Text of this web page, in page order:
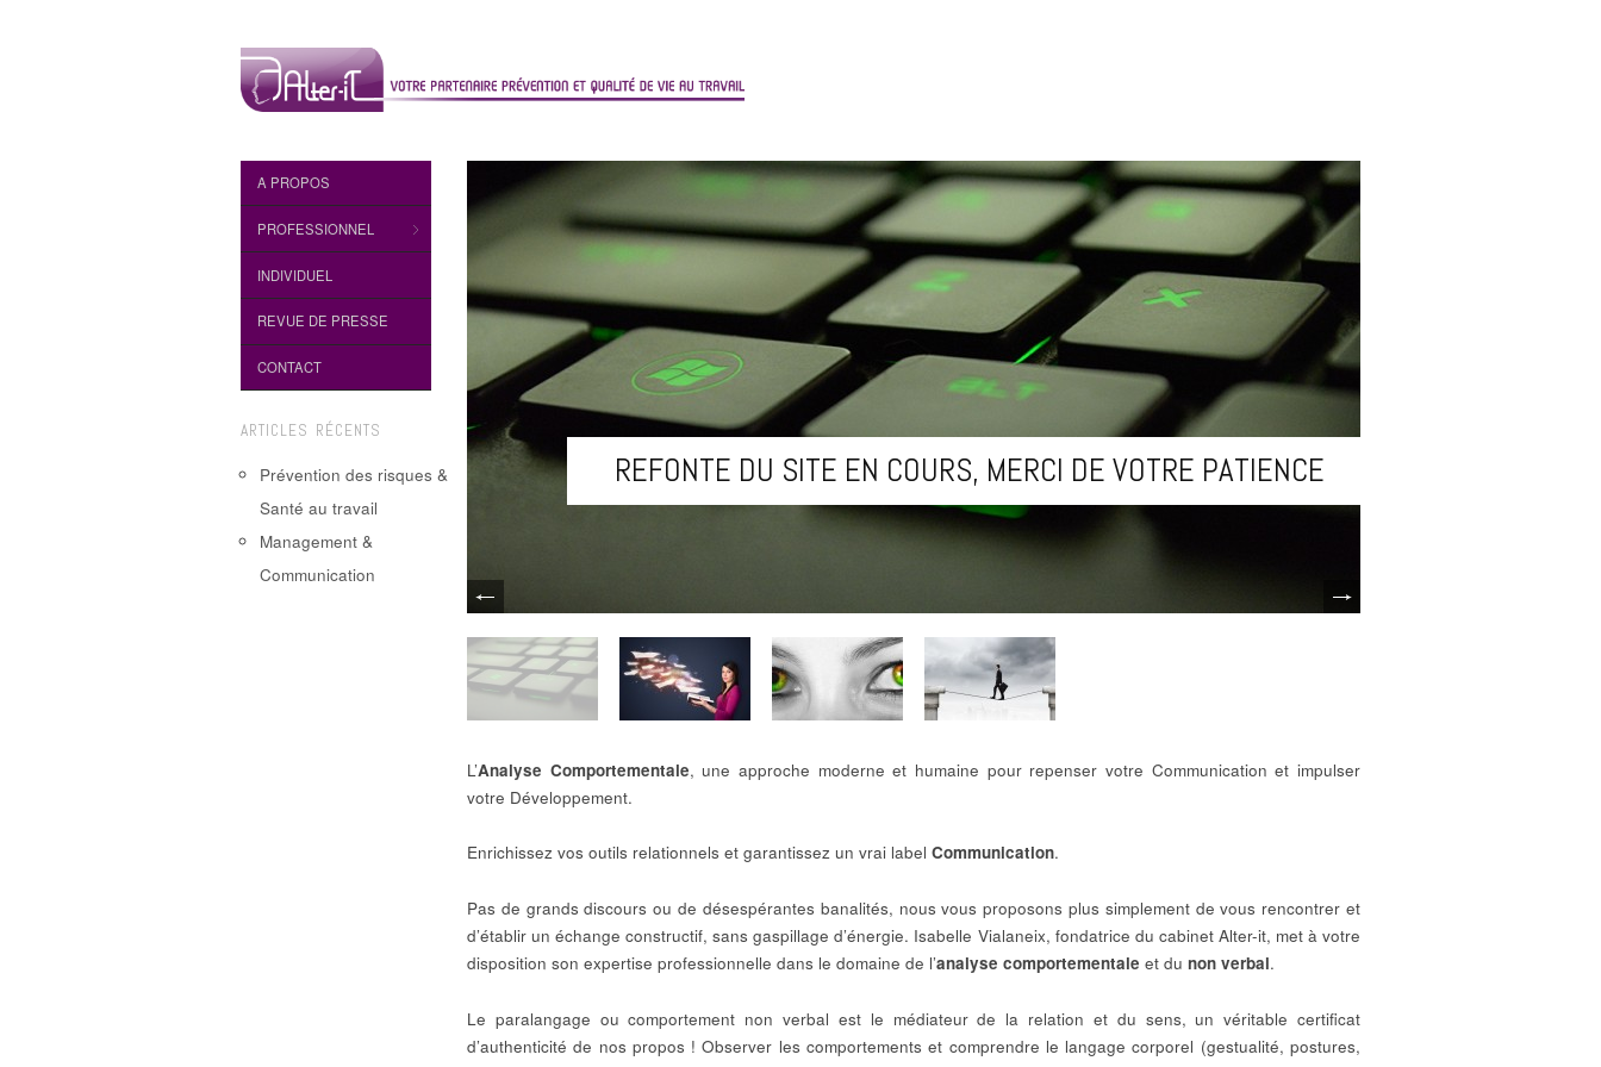
REFONTE DU SITE EN COURS, MERCI DE VOTRE PATIENCE
A PROPOS
PROFESSIONNEL
INDIVIDUEL
REVUE DE PRESSE
CONTACT
ARTICLES RÉCENTS
Prévention des risques &
Santé au travail
Management &
Communication
L’Analyse Comportementale, une approche moderne et humaine pour repenser votre Communication et impulser
votre Développement.
Enrichissez vos outils relationnels et garantissez un vrai label Communication.
Pas de grands discours ou de désespérantes banalités, nous vous proposons plus simplement de vous rencontrer et
d’établir un échange constructif, sans gaspillage d’énergie. Isabelle Vialaneix, fondatrice du cabinet Alter-it, met à votre
disposition son expertise professionnelle dans le domaine de l’analyse comportementale et du non verbal.
Le paralangage ou comportement non verbal est le médiateur de la relation et du sens, un véritable certificat
d’authenticité de nos propos ! Observer les comportements et comprendre le langage corporel (gestualité, postures,